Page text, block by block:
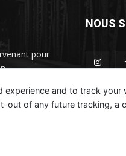
pour
NOUS
and to track your
out of any future tracking, a